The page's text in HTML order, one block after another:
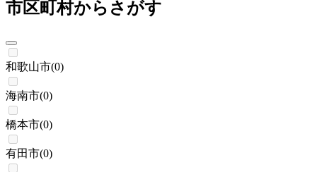
市区町村からさがす
和歌山市(0)
海南市(0)
橋本市(0)
有田市(0)